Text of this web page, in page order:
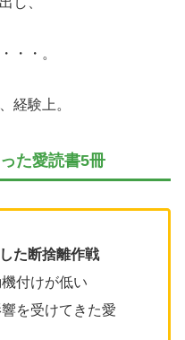
・・。
経験上。
た愛読書5冊
た断捨離作戦
付けが低い
を受けてきた愛